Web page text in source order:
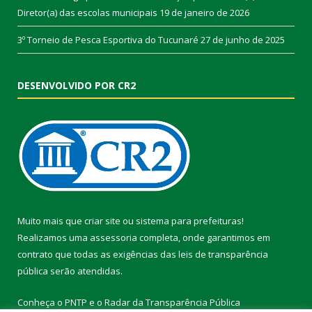
Diretor(a) das escolas municipais 19 de janeiro de 2026
3º Torneio de Pesca Esportiva do Tucunaré 27 de junho de 2025
DESENVOLVIDO POR CR2
Muito mais que criar site ou sistema para prefeituras!
Realizamos uma assessoria completa, onde garantimos em
contrato que todas as exigências das leis de transparência
pública serão atendidas.
Conheça o PNTP e o Radar da Transparência Pública